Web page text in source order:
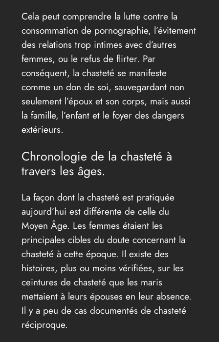
Cela peut comprendre la lutte contre la
consommation de pornographie, l’évitement
des relations trop intimes avec d’autres
femmes, ou le refus de flirter. Par
conséquent, la chasteté se manifeste
comme un don de soi, sauvegardant non
seulement l’époux et son corps, mais aussi
la famille, l’enfant et le foyer des dangers
extérieurs.
Chronologie de la chasteté à
travers les âges.
La façon dont la chasteté est pratiquée
aujourd’hui est différente de celle du
Moyen Âge. Les femmes étaient les
principales cibles du doute concernant la
chasteté à cette époque. Il existe des
histoires, plus ou moins vérifiées, sur les
ceintures de chasteté que les maris
mettaient à leurs épouses en leur absence.
Il y a peu de cas documentés de chasteté
réciproque.